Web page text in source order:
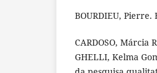
BOURDIEU, Pierre.
CARDOSO, Márcia
GHELLI, Kelma